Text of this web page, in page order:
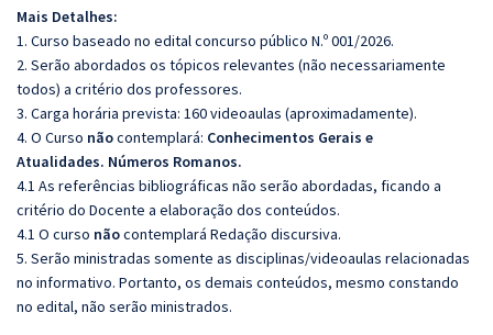
Mais Detalhes:
1. Curso baseado no edital concurso público N.º 001/2026.
2. Serão abordados os tópicos relevantes (não necessariamente
todos) a critério dos professores.
3. Carga horária prevista: 160 videoaulas (aproximadamente).
4. O Curso nãocontemplará: Conhecimentos Gerais e
Atualidades. Números Romanos.
4.1 As referências bibliográficas não serão abordadas, ficando a
critério do Docente a elaboração dos conteúdos.
4.1 O curso nãocontemplará Redação discursiva.
5. Serão ministradas somente as disciplinas/videoaulas relacionadas
no informativo. Portanto, os demais conteúdos, mesmo constando
no edital, não serão ministrados.